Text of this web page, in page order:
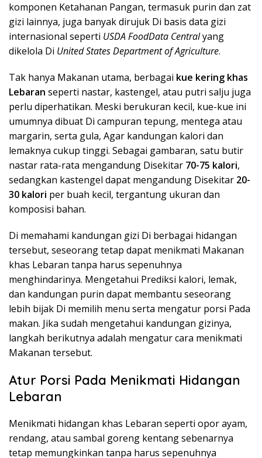
komponen Ketahanan Pangan, termasuk purin dan zat
gizi lainnya, juga banyak dirujuk Di basis data gizi
internasional seperti USDA FoodData Centralyang
dikelola Di United States Department of Agriculture.
Tak hanya Makanan utama, berbagai kue kering khas
Lebaran seperti nastar, kastengel, atau putri salju juga
perlu diperhatikan. Meski berukuran kecil, kue-kue ini
umumnya dibuat Di campuran tepung, mentega atau
margarin, serta gula, Agar kandungan kalori dan
lemaknya cukup tinggi. Sebagai gambaran, satu butir
nastar rata-rata mengandung Disekitar 70-75 kalori,
sedangkan kastengel dapat mengandung Disekitar 20-
30 kalori per buah kecil, tergantung ukuran dan
komposisi bahan.
Di memahami kandungan gizi Di berbagai hidangan
tersebut, seseorang tetap dapat menikmati Makanan
khas Lebaran tanpa harus sepenuhnya
menghindarinya. Mengetahui Prediksi kalori, lemak,
dan kandungan purin dapat membantu seseorang
lebih bijak Di memilih menu serta mengatur porsi Pada
makan. Jika sudah mengetahui kandungan gizinya,
langkah berikutnya adalah mengatur cara menikmati
Makanan tersebut.
Atur Porsi Pada Menikmati Hidangan
Lebaran
Menikmati hidangan khas Lebaran seperti opor ayam,
rendang, atau sambal goreng kentang sebenarnya
tetap memungkinkan tanpa harus sepenuhnya